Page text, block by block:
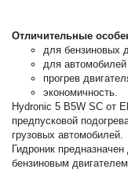
Отличительные
для бензиновых
для
прогрев
экономичность.
Hydronic 5 B5W SC от
предпусковой
грузовых автомобилей.
Гидроник
бензиновым